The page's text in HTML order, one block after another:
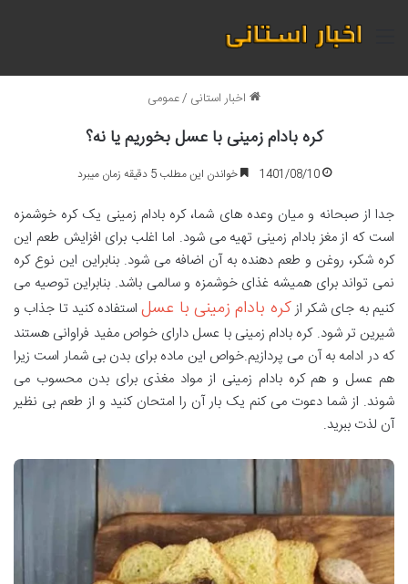
منو
اخبار استانی /عمومی
کره بادام زمینی با عسل بخوریم یا نه؟
1401/08/10 خواندن این مطلب 5 دقیقه زمان میبرد
جدا از صبحانه و میان وعده های شما، کره بادام زمینی یک کره خوشمزه
است که از مغز بادام زمینی تهیه می شود. اما اغلب برای افزایش طعم این
کره شکر، روغن و طعم دهنده به آن اضافه می شود. بنابراین این نوع کره
نمی تواند برای همیشه غذای خوشمزه و سالمی باشد. بنابراین توصیه می
کنیم به جای شکر ازکره بادام زمینی با عسلاستفاده کنید تا جذاب و
شیرین تر شود. کره بادام زمینی با عسل دارای خواص مفید فراوانی هستند
که در ادامه به آن می پردازیم.خواص این ماده برای بدن بی شمار است زیرا
هم عسل و هم کره بادام زمینی از مواد مغذی برای بدن محسوب می
شوند. از شما دعوت می کنم یک بار آن را امتحان کنید و از طعم بی نظیر
آن لذت ببرید.